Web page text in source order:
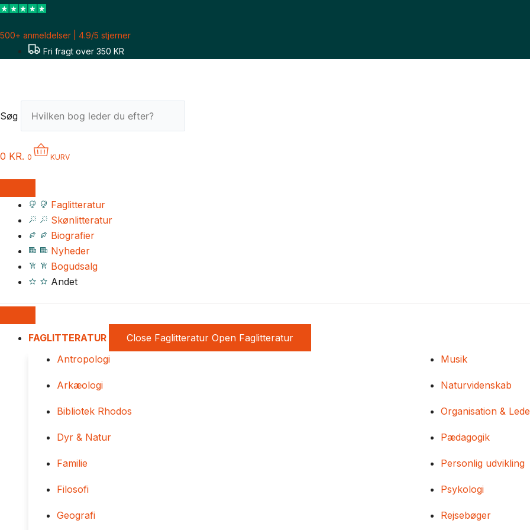
Gå
indholdet
500+ anmeldelser | 4.9/5 stjerner
Fri fragt over 350 KR
Søg
0 KR. 0 KURV
Faglitteratur
Skønlitteratur
Biografier
Nyheder
Bogudsalg
Andet
FAGLITTERATUR Close Faglitteratur Open Faglitteratur
Antropologi
Arkæologi
Bibliotek Rhodos
Dyr & Natur
Familie
Filosofi
Geografi
Musik
Naturvidenskab
Organisation &
Pædagogik
Personlig udvikling
Psykologi
Rejsebøger